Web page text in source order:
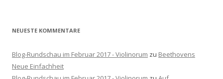
NEUESTE KOMMENTARE
Blog-Rundschau im Februar 2017 - Violinorum zu Beethovens
Neue Einfachheit